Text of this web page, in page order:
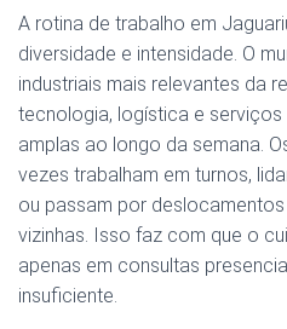
A rotina de trabalho em
diversidade e intensidade. O
industriais mais relevantes da
tecnologia, logística e
amplas ao longo da semana.
vezes trabalham em turnos,
ou passam por
vizinhas. Isso faz com que o
apenas em consultas
insuficiente.